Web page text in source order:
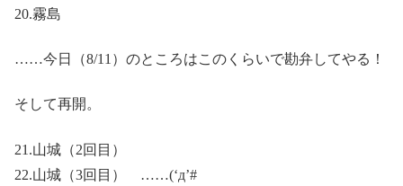
20.霧島
……今日（8/11）のところはこのくらいで勘弁してやる！
そして再開。
21.山城（2回目）
22.山城（3回目） ……(‘д’#